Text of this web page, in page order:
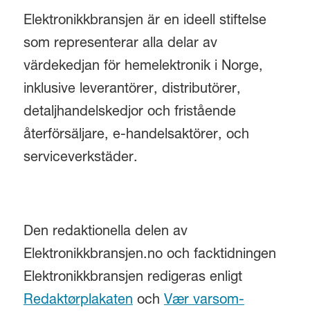
Elektronikkbransjen är en ideell stiftelse
som representerar alla delar av
värdekedjan för hemelektronik i Norge,
inklusive leverantörer, distributörer,
detaljhandelskedjor och fristående
återförsäljare, e-handelsaktörer, och
serviceverkstäder.
Den redaktionella delen av
Elektronikkbransjen.no och facktidningen
Elektronikkbransjen redigeras enligt
Redaktørplakatenoch Vær varsom-